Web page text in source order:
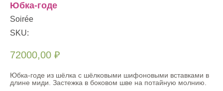
Юбка-годе
Soirée
SKU:
72000,00 ₽
Юбка-годе из шёлка с шёлковыми шифоновыми вставками в
длине миди. Застежка в боковом шве на потайную молнию.